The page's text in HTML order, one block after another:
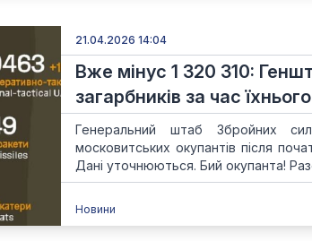
21.04.2026 14:04
Вже мінус 1 320 310:
загарбників за час
Генеральний штаб Збройних
московитських окупантів після
Дані уточнюються. Бий окупанта!
Новини